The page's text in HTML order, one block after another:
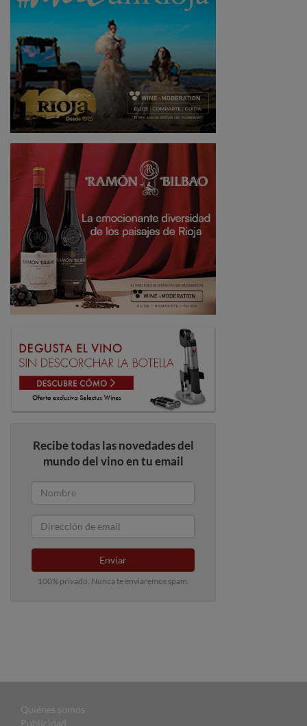
Recibe todas las novedades del
mundo del vino en tu email
Enviar
100% privado. Nunca te enviaremos spam.
Quiénes somos
Publicidad